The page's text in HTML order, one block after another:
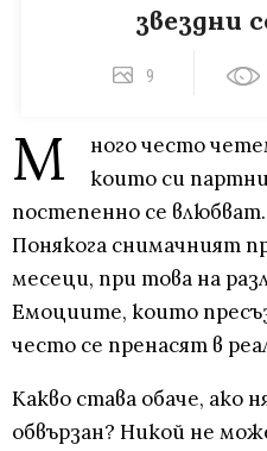
звездни
9
М
ного често
които си
постепенно се
Понякога снимачният
месеци, при това на
Емоциите, които
често се пренасят в
Какво става обаче, ако
обвързан? Никой не